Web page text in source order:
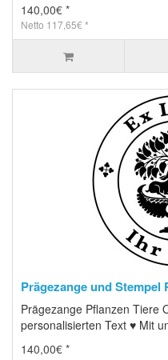
140,00€ *
Netto 117,65€ *
Prägezange und Stempel
Prägezange Pflanzen Tiere
personalisierten Text ♥ Mit
140,00€ *